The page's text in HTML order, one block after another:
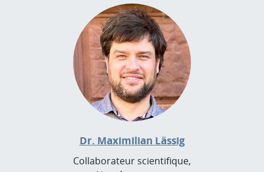
Dr. Maximilian Lässig
Collaborateur scientifique,